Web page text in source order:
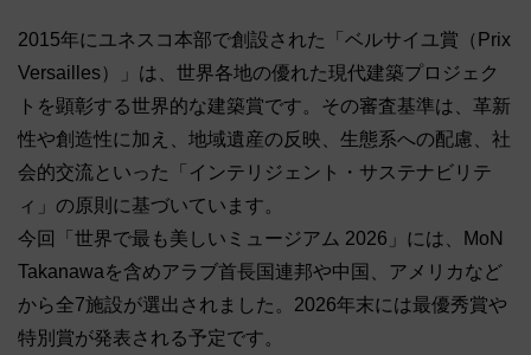
2015年にユネスコ本部で創設された「ベルサイユ賞（Prix
Versailles）」は、世界各地の優れた現代建築プロジェク
トを顕彰する世界的な建築賞です。その審査基準は、革新
性や創造性に加え、地域遺産の反映、生態系への配慮、社
会的交流といった「インテリジェント・サステナビリテ
ィ」の原則に基づいています。
今回「世界で最も美しいミュージアム 2026」には、MoN
Takanawaを含めアラブ首長国連邦や中国、アメリカなど
から全7施設が選出されました。2026年末には最優秀賞や
特別賞が発表される予定です。